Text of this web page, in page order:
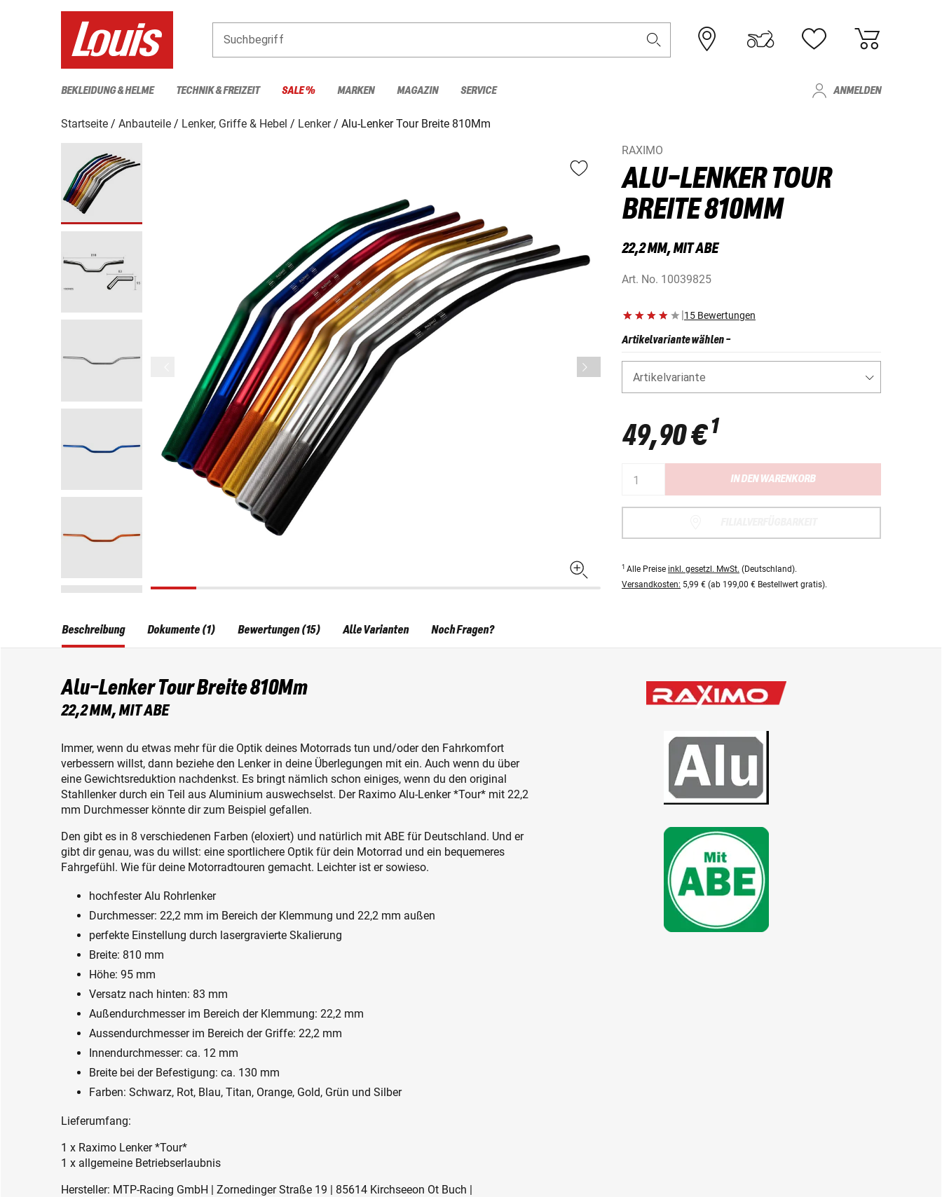
Suchbegriff
BEKLEIDUNG & HELME TECHNIK & FREIZEIT SALE % MARKEN MAGAZIN SERVICE ANMELDEN
Startseite Anbauteile Lenker, Griffe & Hebel Lenker
Alu-Lenker Tour Breite 810Mm
RAXIMO
ALU-LENKER TOUR
BREITE 810MM
22,2 MM, MIT ABE
Art. No. 10039825
|15 Bewertungen
Artikelvariante wählen-
Artikelvariante
49,90 €1
IN DEN WARENKORB
1 Alle Preise inkl. gesetzl. MwSt. (Deutschland).
Versandkosten: 5,99 € (ab 199,00 € Bestellwert gratis).
Beschreibung
Alu-Lenker Tour Breite 810Mm
22,2 MM, MIT ABE
Immer, wenn du etwas mehr für die Optik deines Motorrads tun und/oder den Fahrkomfort
verbessern willst, dann beziehe den Lenker in deine Überlegungen mit ein. Auch wenn du über
eine Gewichtsreduktion nachdenkst. Es bringt nämlich schon einiges, wenn du den original
Stahllenker durch ein Teil aus Aluminium auswechselst. Der Raximo Alu-Lenker *Tour* mit 22,2
mm Durchmesser könnte dir zum Beispiel gefallen.
Den gibt es in 8 verschiedenen Farben (eloxiert) und natürlich mit ABE für Deutschland. Und er
gibt dir genau, was du willst: eine sportlichere Optik für dein Motorrad und ein bequemeres
Fahrgefühl. Wie für deine Motorradtouren gemacht. Leichter ist er sowieso.
hochfester Alu Rohrlenker
Durchmesser: 22,2 mm im Bereich der Klemmung und 22,2 mm außen
perfekte Einstellung durch lasergravierte Skalierung
Breite: 810 mm
Höhe: 95 mm
Versatz nach hinten: 83 mm
Außendurchmesser im Bereich der Klemmung: 22,2 mm
Aussendurchmesser im Bereich der Griffe: 22,2 mm
Innendurchmesser: ca. 12 mm
Breite bei der Befestigung: ca. 130 mm
Farben: Schwarz, Rot, Blau, Titan, Orange, Gold, Grün und Silber
Lieferumfang:
1 x Raximo Lenker *Tour*
1 x allgemeine Betriebserlaubnis
Hersteller: MTP-Racing GmbH | Zornedinger Straße 19 | 85614 Kirchseeon Ot Buch |
Dokumente (1) Bewertungen (15) Alle Varianten Noch Fragen?